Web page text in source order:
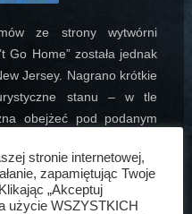
ze strony wytwórni
Go Home” została jednak
Jersey. Nagrano krótkie
stanu – w tle
obejżeć pod podanym
2006 Aktualności
stronie internetowej,
zapamiętując Twoje
„Akceptuj
użycie WSZYSTKICH